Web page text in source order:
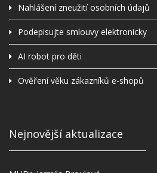
Nahlášení zneužití osobních údajů
Podepisujte smlouvy elektronicky
AI robot pro děti
Ověření věku zákazníků e-shopů
Nejnovější aktualizace